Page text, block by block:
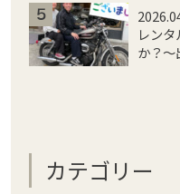
レン
か？
カテゴリー